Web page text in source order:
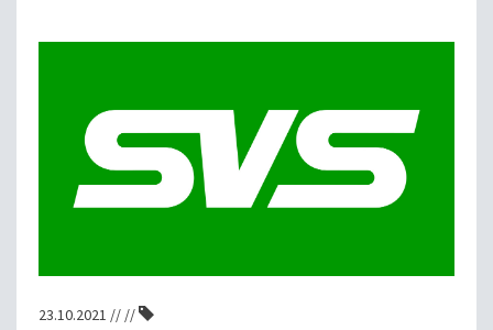
23.10.2021 // //